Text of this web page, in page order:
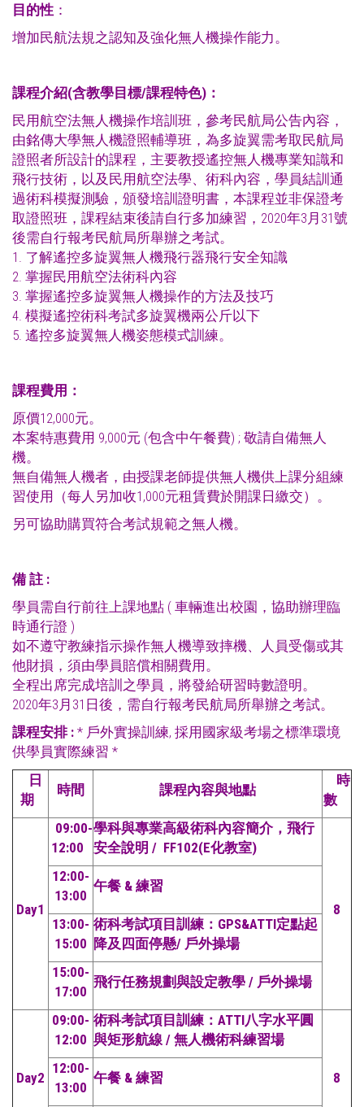
目的性 ：
增加民航法規之認知及強化無人機操作能力。
課程介紹(含教學目標/課程特色) ：
民用航空法無人機操作培訓班，參考民航局公告內容，
由銘傳大學無人機證照輔導班，為多旋翼需考取民航局
證照者所設計的課程，主要教授遙控無人機專業知識和
飛行技術，以及民用航空法學、術科內容，學員結訓通
過術科模擬測驗，頒發培訓證明書，本課程並非保證考
取證照班，課程結束後請自行多加練習，2020年3月31號
後需自行報考民航局所舉辦之考試。
1. 了解遙控多旋翼無人機飛行器飛行安全知識
2. 掌握民用航空法術科內容
3. 掌握遙控多旋翼無人機操作的方法及技巧
4. 模擬遙控術科考試多旋翼機兩公斤以下
5. 遙控多旋翼無人機姿態模式訓練。
課程費用：
原價12,000元。
本案特惠費用 9,000元 (包含中午餐費) ; 敬請自備無人
機。
無自備無人機者，由授課老師提供無人機供上課分組練
習使用（每人另加收1,000元租賃費於開課日繳交）。
另可協助購買符合考試規範之無人機。
備 註 :
學員需自行前往上課地點 ( 車輛進出校園，協助辦理臨
時通行證 )
如不遵守教練指示操作無人機導致摔機、人員受傷或其
他財損，須由學員賠償相關費用。
全程出席完成培訓之學員，將發給研習時數證明。
2020年3月31日後，需自行報考民航局所舉辦之考試。
課程安排: * 戶外實操訓練, 採用國家級考場之標準環境
供學員實際練習 *
日
期
時間 課程內容與地點
時
數
Day1
09:00-
12:00
學科與專業高級術科內容簡介，飛行
安全說明 / FF102(E化教室)
8
12:00-
13:00
午餐 & 練習
13:00-
15:00
術科考試項目訓練：GPS&ATTI定點起
降及四面停懸/ 戶外操場
15:00-
17:00
飛行任務規劃與設定教學 / 戶外操場
Day2
09:00-
12:00
術科考試項目訓練：ATTI八字水平圓
與矩形航線 / 無人機術科練習場
8
12:00-
13:00
午餐 & 練習